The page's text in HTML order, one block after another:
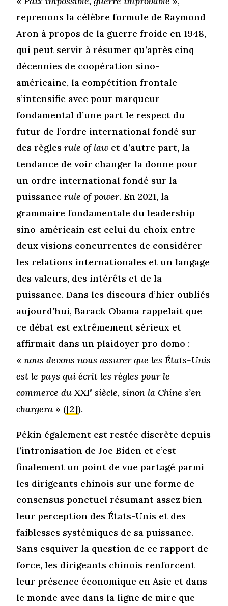
reprenons la célèbre formule de Raymond
Aron à propos de la guerre froide en 1948,
qui peut servir à résumer qu’après cinq
décennies de coopération sino-
américaine, la compétition frontale
s’intensifie avec pour marqueur
fondamental d’une part le respect du
futur de l’ordre international fondé sur
des règlesrule of law et d’autre part, la
tendance de voir changer la donne pour
un ordre international fondé sur la
puissancerule of power. En 2021, la
grammaire fondamentale du leadership
sino-américain est celui du choix entre
deux visions concurrentes de considérer
les relations internationales et un langage
des valeurs, des intérêts et de la
puissance. Dans les discours d’hier oubliés
aujourd’hui, Barack Obama rappelait que
ce débat est extrêmement sérieux et
affirmait dans un plaidoyer pro domo :
«nous devons nous assurer que les États-Unis
est le pays qui écrit les règles pour le
commerce du XXIe siècle, sinon la Chine s’en
chargera » ([2]).
Pékin également est restée discrète depuis
l’intronisation de Joe Biden et c’est
finalement un point de vue partagé parmi
les dirigeants chinois sur une forme de
consensus ponctuel résumant assez bien
leur perception des États-Unis et des
faiblesses systémiques de sa puissance.
Sans esquiver la question de ce rapport de
force, les dirigeants chinois renforcent
leur présence économique en Asie et dans
le monde avec dans la ligne de mire que